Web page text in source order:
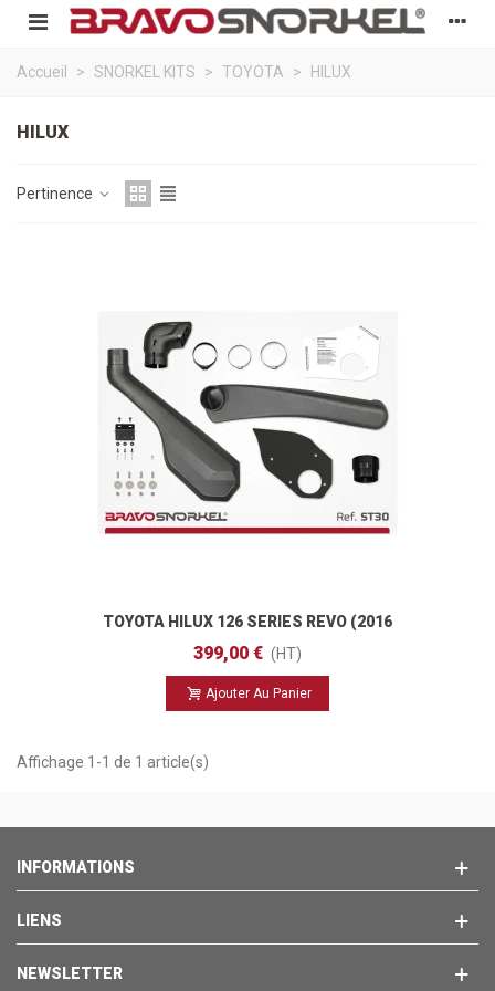
Accueil > SNORKEL KITS > TOYOTA > HILUX
HILUX
Pertinence
TOYOTA HILUX 126 SERIES REVO (2016
- )
399,00 € (HT)
Ajouter Au Panier
Affichage 1-1 de 1 article(s)
INFORMATIONS
LIENS
NEWSLETTER